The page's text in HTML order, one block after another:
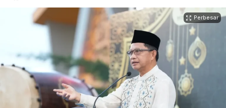
Perbesar